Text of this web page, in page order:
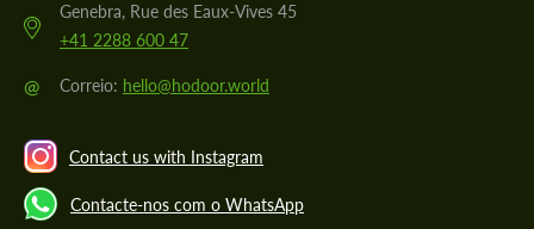
Genebra, Rue des Eaux-Vives 45
+41 2288 600 47
@ Correio: hello@hodoor.world
Contact us with Instagram
Contacte-nos com o WhatsApp